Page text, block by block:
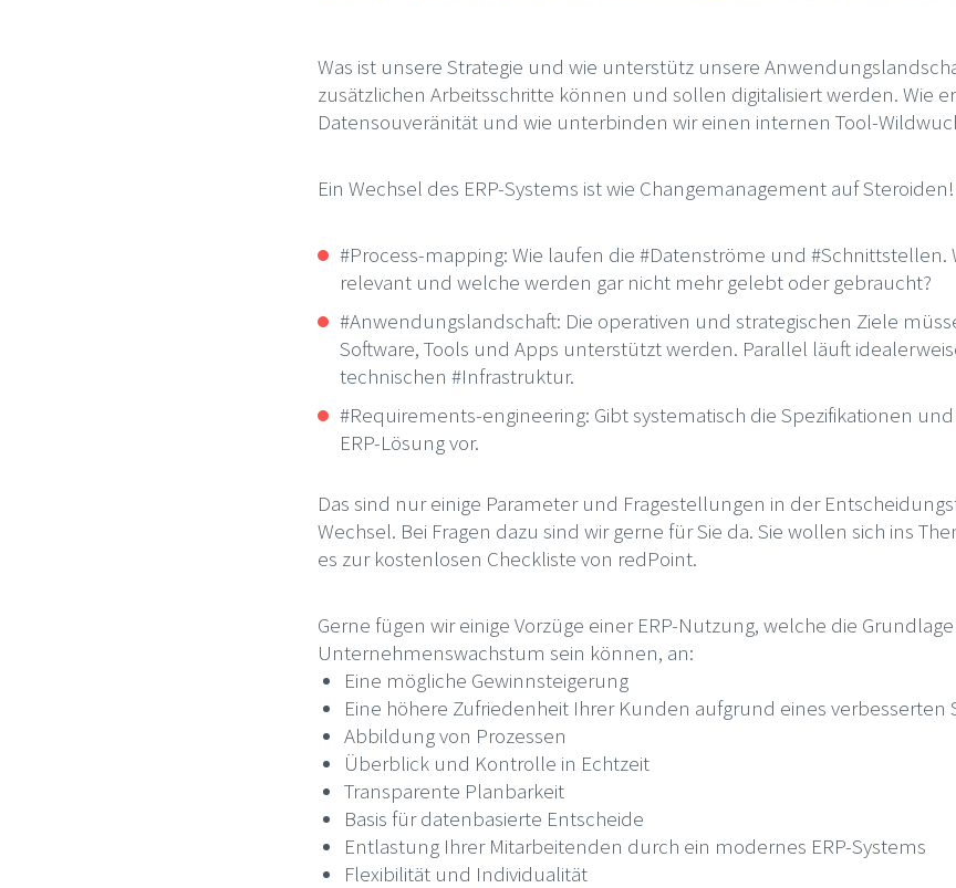
Was ist unsere Strategie und wie unterstütz unsere
zusätzlichen Arbeitsschritte können und sollen digitalisiert werden. Wie
Datensouveränität und wie unterbinden wir einen internen Tool-
Ein Wechsel des ERP-Systems ist wie Changemanagement auf Steroiden!
#Process-mapping: Wie laufen die #Datenströme und #Schnittstellen.
relevant und welche werden gar nicht mehr gelebt oder gebraucht?
#Anwendungslandschaft: Die operativen und strategischen Ziele
Software, Tools und Apps unterstützt werden. Parallel läuft
technischen #Infrastruktur.
#Requirements-engineering: Gibt systematisch die Spezifikationen
ERP-Lösung vor.
Das sind nur einige Parameter und Fragestellungen in der
Wechsel. Bei Fragen dazu sind wir gerne für Sie da. Sie wollen sich ins
es zur kostenlosen Checkliste von redPoint.
Gerne fügen wir einige Vorzüge einer ERP-Nutzung, welche die
Unternehmenswachstum sein können, an:
Eine mögliche Gewinnsteigerung
Eine höhere Zufriedenheit Ihrer Kunden aufgrund eines verbesserten
Abbildung von Prozessen
Überblick und Kontrolle in Echtzeit
Transparente Planbarkeit
Basis für datenbasierte Entscheide
Entlastung Ihrer Mitarbeitenden durch ein modernes ERP-Systems
Flexibilität und Individualität